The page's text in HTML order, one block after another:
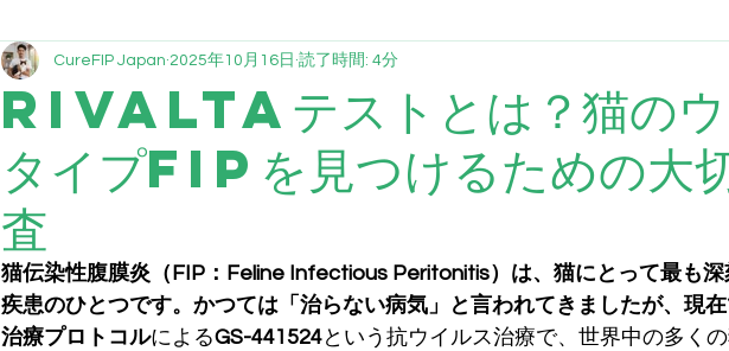
Rivaltaテストとは？猫のウ
タイプFIPを見つけるための大
査
CureFIP Japan 2025年10月16日 読了時間: 4分
猫伝染性腹膜炎（FIP：Feline Infectious Peritonitis）は、猫にとって最も
疾患のひとつです。かつては「治らない病気」と言われてきましたが、現
治療プロトコルによるGS-441524という抗ウイルス治療で、世界中の多く